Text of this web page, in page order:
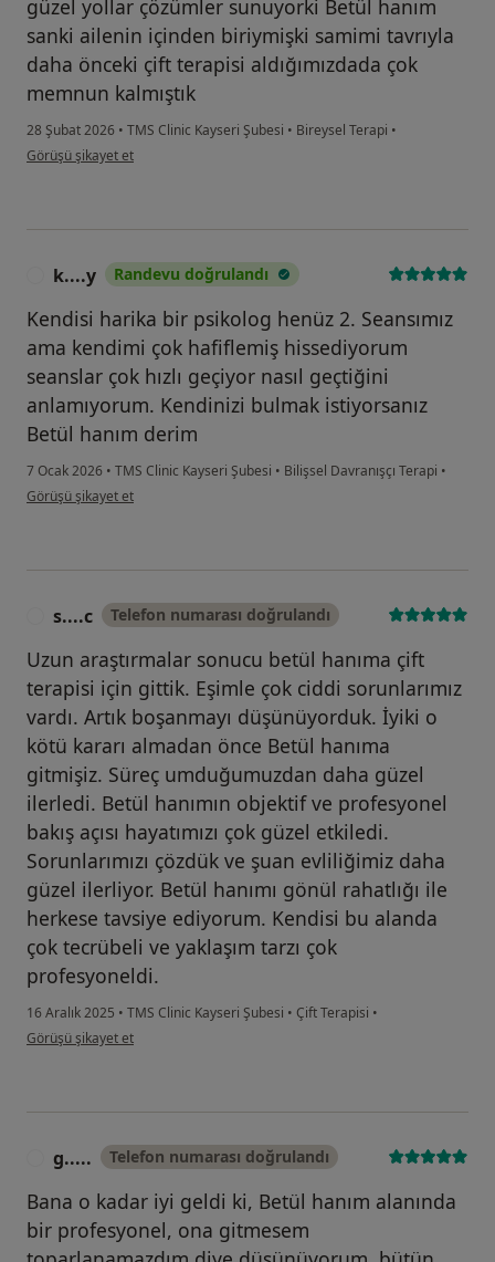
güzel yollar çözümler sunuyorki Betül hanım
sanki ailenin içinden biriymişki samimi tavrıyla
daha önceki çift terapisi aldığımızdada çok
memnun kalmıştık
28 Şubat 2026 • TMS Clinic Kayseri Şubesi • Bireysel Terapi •
kullanıcının görüşüne göre n....b
Görüşü şikayet et
k....y Randevu doğrulandı
Kendisi harika bir psikolog henüz 2. Seansımız
ama kendimi çok hafiflemiş hissediyorum
seanslar çok hızlı geçiyor nasıl geçtiğini
anlamıyorum. Kendinizi bulmak istiyorsanız
Betül hanım derim
7 Ocak 2026 • TMS Clinic Kayseri Şubesi • Bilişsel Davranışçı Terapi •
kullanıcının görüşüne göre k....y
Görüşü şikayet et
s....c Telefon numarası doğrulandı
Uzun araştırmalar sonucu betül hanıma çift
terapisi için gittik. Eşimle çok ciddi sorunlarımız
vardı. Artık boşanmayı düşünüyorduk. İyiki o
kötü kararı almadan önce Betül hanıma
gitmişiz. Süreç umduğumuzdan daha güzel
ilerledi. Betül hanımın objektif ve profesyonel
bakış açısı hayatımızı çok güzel etkiledi.
Sorunlarımızı çözdük ve şuan evliliğimiz daha
güzel ilerliyor. Betül hanımı gönül rahatlığı ile
herkese tavsiye ediyorum. Kendisi bu alanda
çok tecrübeli ve yaklaşım tarzı çok
profesyoneldi.
16 Aralık 2025 • TMS Clinic Kayseri Şubesi • Çift Terapisi •
kullanıcının görüşüne göre s....c
Görüşü şikayet et
g..... Telefon numarası doğrulandı
Bana o kadar iyi geldi ki, Betül hanım alanında
bir profesyonel, ona gitmesem